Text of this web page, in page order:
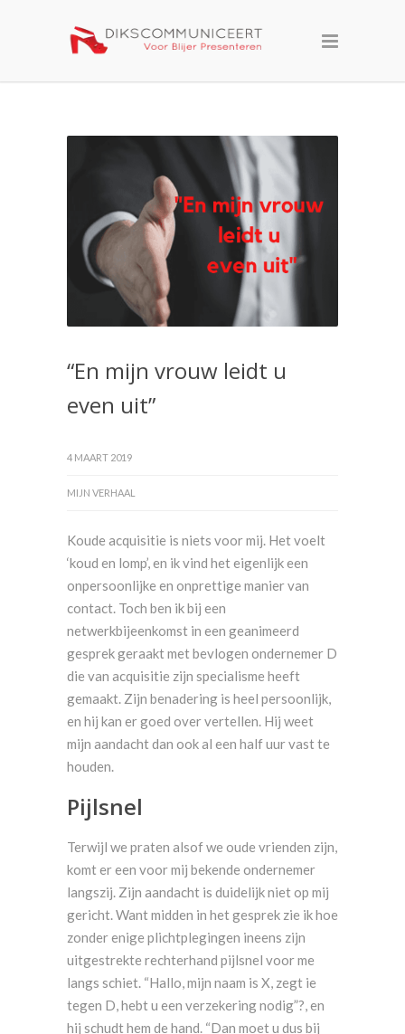
“En mijn vrouw leidt u
even uit”
4 MAART 2019
MIJN VERHAAL
Koude acquisitie is niets voor mij. Het voelt
‘koud en lomp’, en ik vind het eigenlijk een
onpersoonlijke en onprettige manier van
contact. Toch ben ik bij een
netwerkbijeenkomst in een geanimeerd
gesprek geraakt met bevlogen ondernemer D
die van acquisitie zijn specialisme heeft
gemaakt. Zijn benadering is heel persoonlijk,
en hij kan er goed over vertellen. Hij weet
mijn aandacht dan ook al een half uur vast te
houden.
Pijlsnel
Terwijl we praten alsof we oude vrienden zijn,
komt er een voor mij bekende ondernemer
langszij. Zijn aandacht is duidelijk niet op mij
gericht. Want midden in het gesprek zie ik hoe
zonder enige plichtplegingen ineens zijn
uitgestrekte rechterhand pijlsnel voor me
langs schiet. “Hallo, mijn naam is X, zegt ie
tegen D, hebt u een verzekering nodig”?, en
hij schudt hem de hand. “Dan moet u dus bij